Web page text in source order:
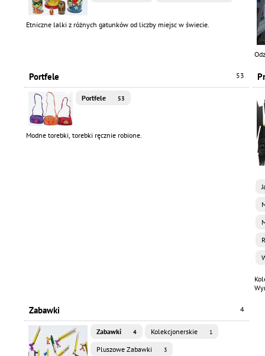
Etniczne lalki z różnych gatunków od liczby miejsc w świecie.
Portfele 53
Portfele 53
Modne torebki, torebki ręcznie robione.
Zabawki 4
Zabawki 4 Kolekcjonerskie 1
Pluszowe Zabawki 3